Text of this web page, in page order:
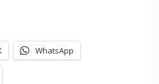
WhatsApp